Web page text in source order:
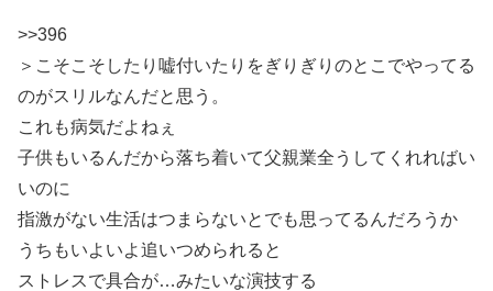
>>396
＞こそこそしたり嘘付いたりをぎりぎりのとこでやってる
のがスリルなんだと思う。
これも病気だよねぇ
子供もいるんだから落ち着いて父親業全うしてくれればい
いのに
指激がない生活はつまらないとでも思ってるんだろうか
うちもいよいよ追いつめられると
ストレスで具合が…みたいな演技する